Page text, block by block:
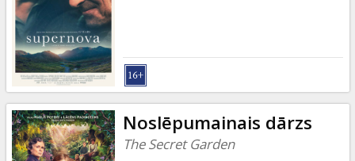
Noslēpumainais dārzs
The Secret Garden